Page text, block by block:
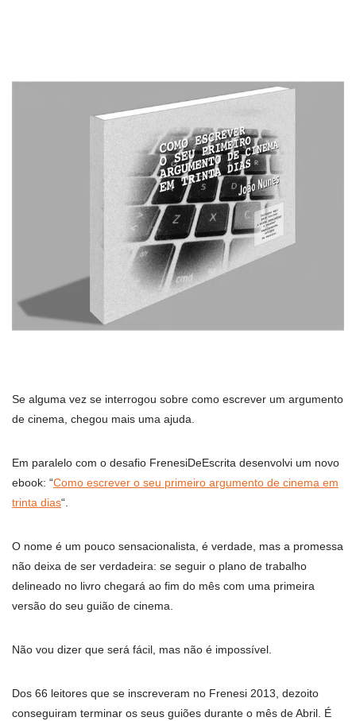
Se alguma vez se interrogou sobre como escrever um argumento
de cinema, chegou mais uma ajuda.
Em paralelo com o desafio FrenesiDeEscrita desenvolvi um novo
ebook: “Como escrever o seu primeiro argumento de cinema em
trinta dias“.
O nome é um pouco sensacionalista, é verdade, mas a promessa
não deixa de ser verdadeira: se seguir o plano de trabalho
delineado no livro chegará ao fim do mês com uma primeira
versão do seu guião de cinema.
Não vou dizer que será fácil, mas não é impossível.
Dos 66 leitores que se inscreveram no Frenesi 2013, dezoito
conseguiram terminar os seus guiões durante o mês de Abril. É